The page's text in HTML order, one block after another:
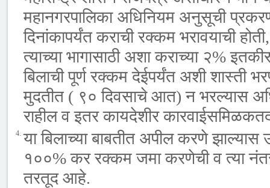
महानगरपालिका अधिनियम अनुसूची
दिनांकापर्यंत कराची रक्कम भरावयाची
त्याच्या भागासाठी अशा कराच्या २%
बिलाची पूर्ण रक्कम देईपर्यंत अशी शास्ती
मुदतीत ( ९० दिवसाचे आत) न भरल्यास
राहील व इतर कायदेशीर
4. या बिलाच्या बाबतीत अपील करणे
१००% कर रक्कम जमा करणेची व त्या नंतरच
तरतूद आहे.